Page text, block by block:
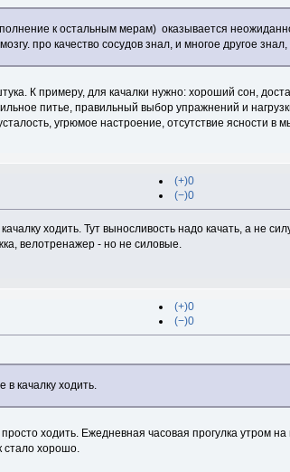
к остальным мерам) оказывается
про качество сосудов знал, и многое другое знал,
К примеру, для качалки нужно: хороший сон,
питье, правильный выбор упражнений и
угрюмое настроение, отсутствие ясности в
(+)0
(−)0
ходить. Тут выносливость надо качать, а не
велотренажер - но не силовые.
(+)0
(−)0
в качалку ходить.
ходить. Ежедневная часовая прогулка утром
стало хорошо.